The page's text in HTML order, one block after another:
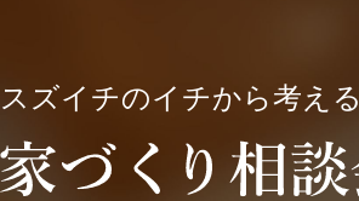
スズイチのイチから考える